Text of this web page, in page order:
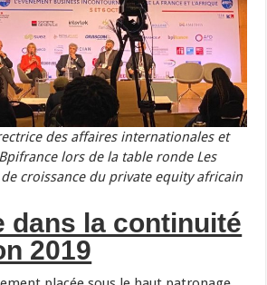
des affaires internationales et
lors de la table ronde Les
croissance du private equity africain
dans la continuité
2019